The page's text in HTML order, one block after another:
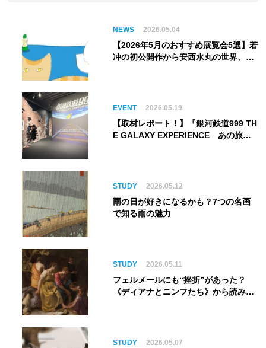
NEWS 2026.05.04
【2026年5月のおすすめ展覧会5選】若
冲の初公開作から安西水丸の世界、そ
EVENT 2026.05.19
【取材レポート！】『銀河鉄道999 TH
E GALAXY EXPERIENCE あの旅
ム】
STUDY 2026.05.12
雨の日が好きになるかも？7つの名画
で知る雨の魅力
STUDY 2026.05.11
フェルメールにも“挫折”があった？
《ディアナとニンフたち》から読み解
STUDY 2026.05.07